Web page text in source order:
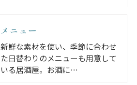
メニュー
新鮮な素材を使い、季節に合わせ
た日替わりのメニューも用意して
いる居酒屋。お酒に…